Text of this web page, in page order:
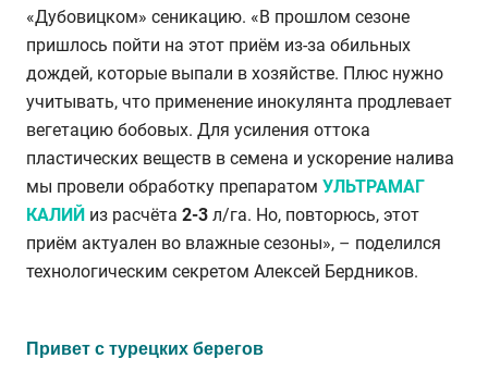
«Дубовицком» сеникацию. «В прошлом сезоне
пришлось пойти на этот приём из-за обильных
дождей, которые выпали в хозяйстве. Плюс нужно
учитывать, что применение инокулянта продлевает
вегетацию бобовых. Для усиления оттока
пластических веществ в семена и ускорение налива
мы провели обработку препаратом УЛЬТРАМАГ
КАЛИЙ из расчёта 2-3 л/га. Но, повторюсь, этот
приём актуален во влажные сезоны», – поделился
технологическим секретом Алексей Бердников.
Привет с турецких берегов